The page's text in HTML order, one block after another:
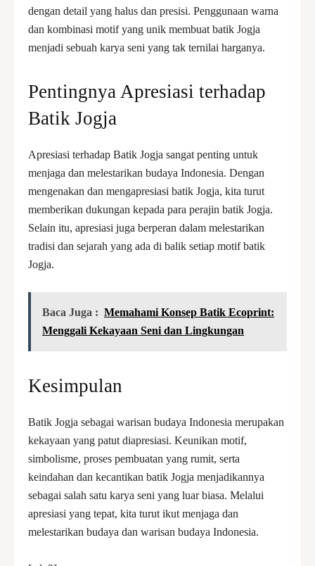
dengan detail yang halus dan presisi. Penggunaan warna
dan kombinasi motif yang unik membuat batik Jogja
menjadi sebuah karya seni yang tak ternilai harganya.
Pentingnya Apresiasi terhadap
Batik Jogja
Apresiasi terhadap Batik Jogja sangat penting untuk
menjaga dan melestarikan budaya Indonesia. Dengan
mengenakan dan mengapresiasi batik Jogja, kita turut
memberikan dukungan kepada para perajin batik Jogja.
Selain itu, apresiasi juga berperan dalam melestarikan
tradisi dan sejarah yang ada di balik setiap motif batik
Jogja.
Baca Juga : Memahami Konsep Batik Ecoprint:
Menggali Kekayaan Seni dan Lingkungan
Kesimpulan
Batik Jogja sebagai warisan budaya Indonesia merupakan
kekayaan yang patut diapresiasi. Keunikan motif,
simbolisme, proses pembuatan yang rumit, serta
keindahan dan kecantikan batik Jogja menjadikannya
sebagai salah satu karya seni yang luar biasa. Melalui
apresiasi yang tepat, kita turut ikut menjaga dan
melestarikan budaya dan warisan budaya Indonesia.